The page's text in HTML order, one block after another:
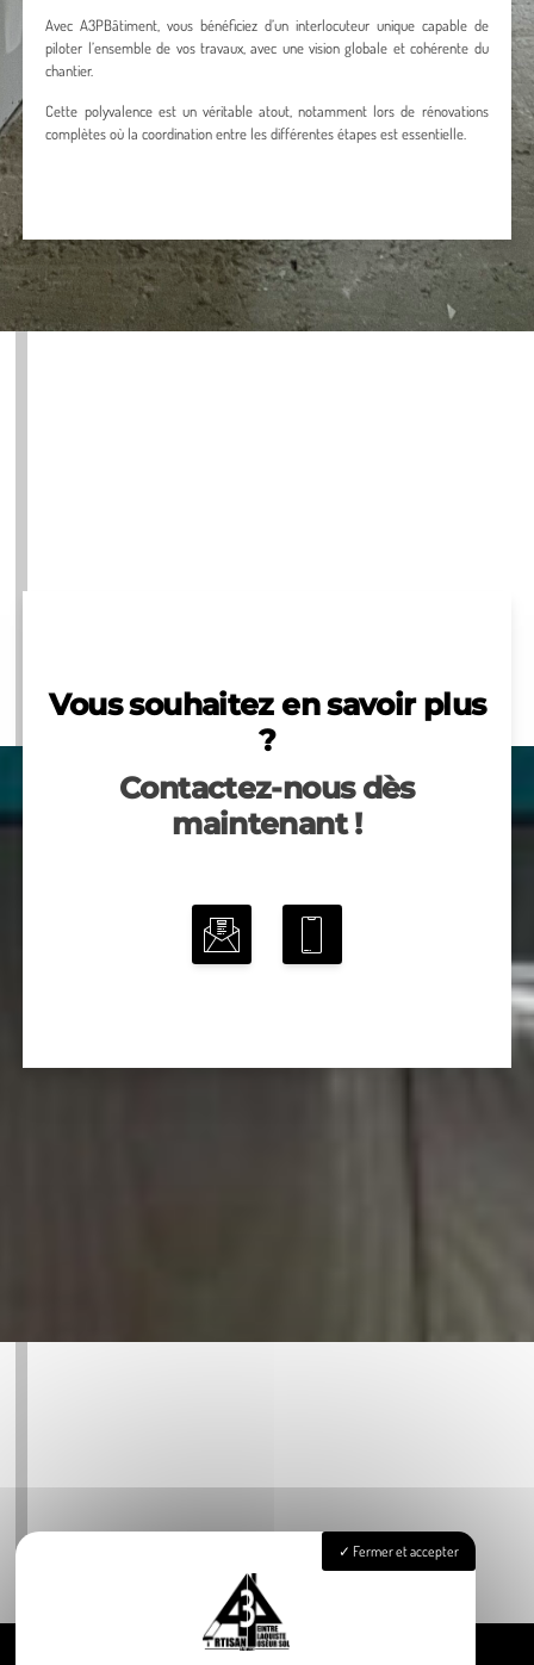
Avec A3PBâtiment, vous bénéficiez d’un interlocuteur unique capable de
piloter l’ensemble de vos travaux, avec une vision globale et cohérente du
chantier.
Cette polyvalence est un véritable atout, notamment lors de rénovations
complètes où la coordination entre les différentes étapes est essentielle.
Vous souhaitez en savoir plus
?
Contactez-nous dès
maintenant !
Fermer et accepter